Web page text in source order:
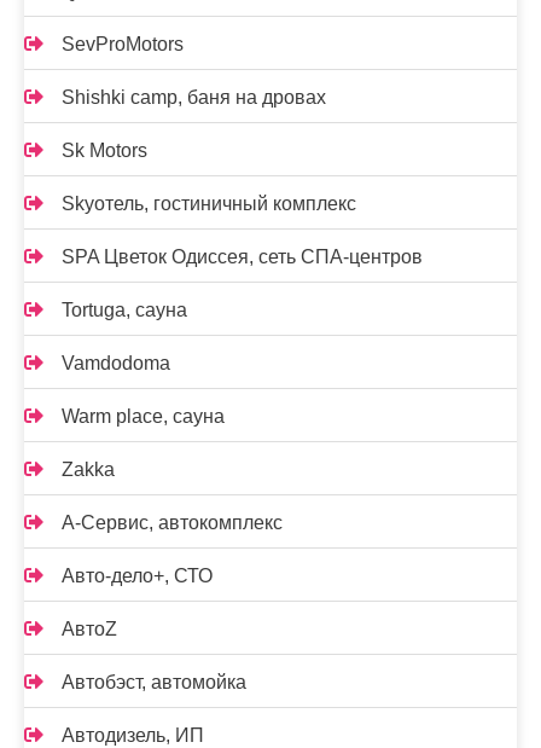
SevProMotors
Shishki camp, баня на дровах
Sk Motors
Skyотель, гостиничный комплекс
SPA Цветок Одиссея, сеть СПА-центров
Tortuga, сауна
Vamdodoma
Warm place, сауна
Zakka
А-Сервис, автокомплекс
Авто-дело+, СТО
АвтоZ
Автобэст, автомойка
Автодизель, ИП